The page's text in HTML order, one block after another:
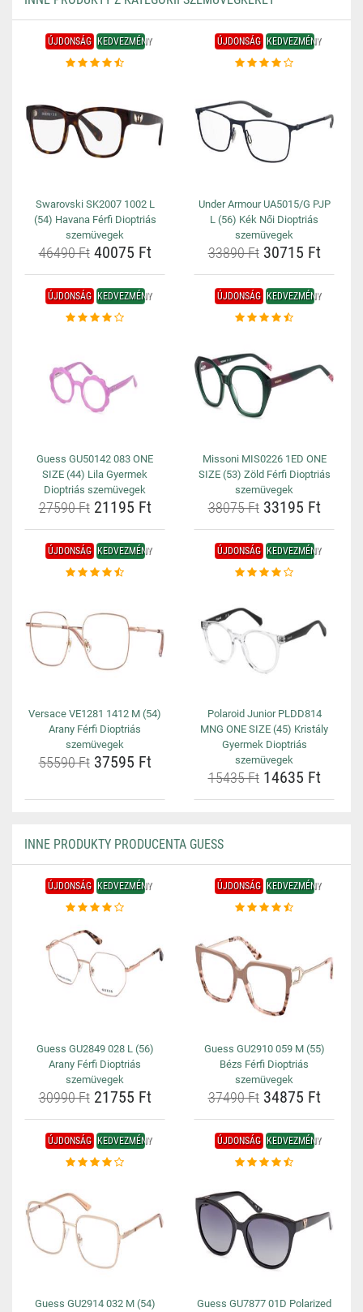
ÚJDONSÁG KEDVEZMÉNY
Swarovski SK2007 1002 L
(54) Havana Férfi Dioptriás
szemüvegek
46490 Ft40075 Ft
ÚJDONSÁG KEDVEZMÉNY
Under Armour UA5015/G PJP
L (56) Kék Női Dioptriás
szemüvegek
33890 Ft30715 Ft
ÚJDONSÁG KEDVEZMÉNY
Guess GU50142 083 ONE
SIZE (44) Lila Gyermek
Dioptriás szemüvegek
27590 Ft21195 Ft
ÚJDONSÁG KEDVEZMÉNY
Missoni MIS0226 1ED ONE
SIZE (53) Zöld Férfi Dioptriás
szemüvegek
38075 Ft33195 Ft
ÚJDONSÁG KEDVEZMÉNY
Versace VE1281 1412 M (54)
Arany Férfi Dioptriás
szemüvegek
55590 Ft37595 Ft
ÚJDONSÁG KEDVEZMÉNY
Polaroid Junior PLDD814
MNG ONE SIZE (45) Kristály
Gyermek Dioptriás
szemüvegek
15435 Ft14635 Ft
INNE PRODUKTY PRODUCENTA GUESS
ÚJDONSÁG KEDVEZMÉNY
Guess GU2849 028 L (56)
Arany Férfi Dioptriás
szemüvegek
30990 Ft21755 Ft
ÚJDONSÁG KEDVEZMÉNY
Guess GU2910 059 M (55)
Bézs Férfi Dioptriás
szemüvegek
37490 Ft34875 Ft
ÚJDONSÁG KEDVEZMÉNY
Guess GU2914 032 M (54)
ÚJDONSÁG KEDVEZMÉNY
Guess GU7877 01D Polarized